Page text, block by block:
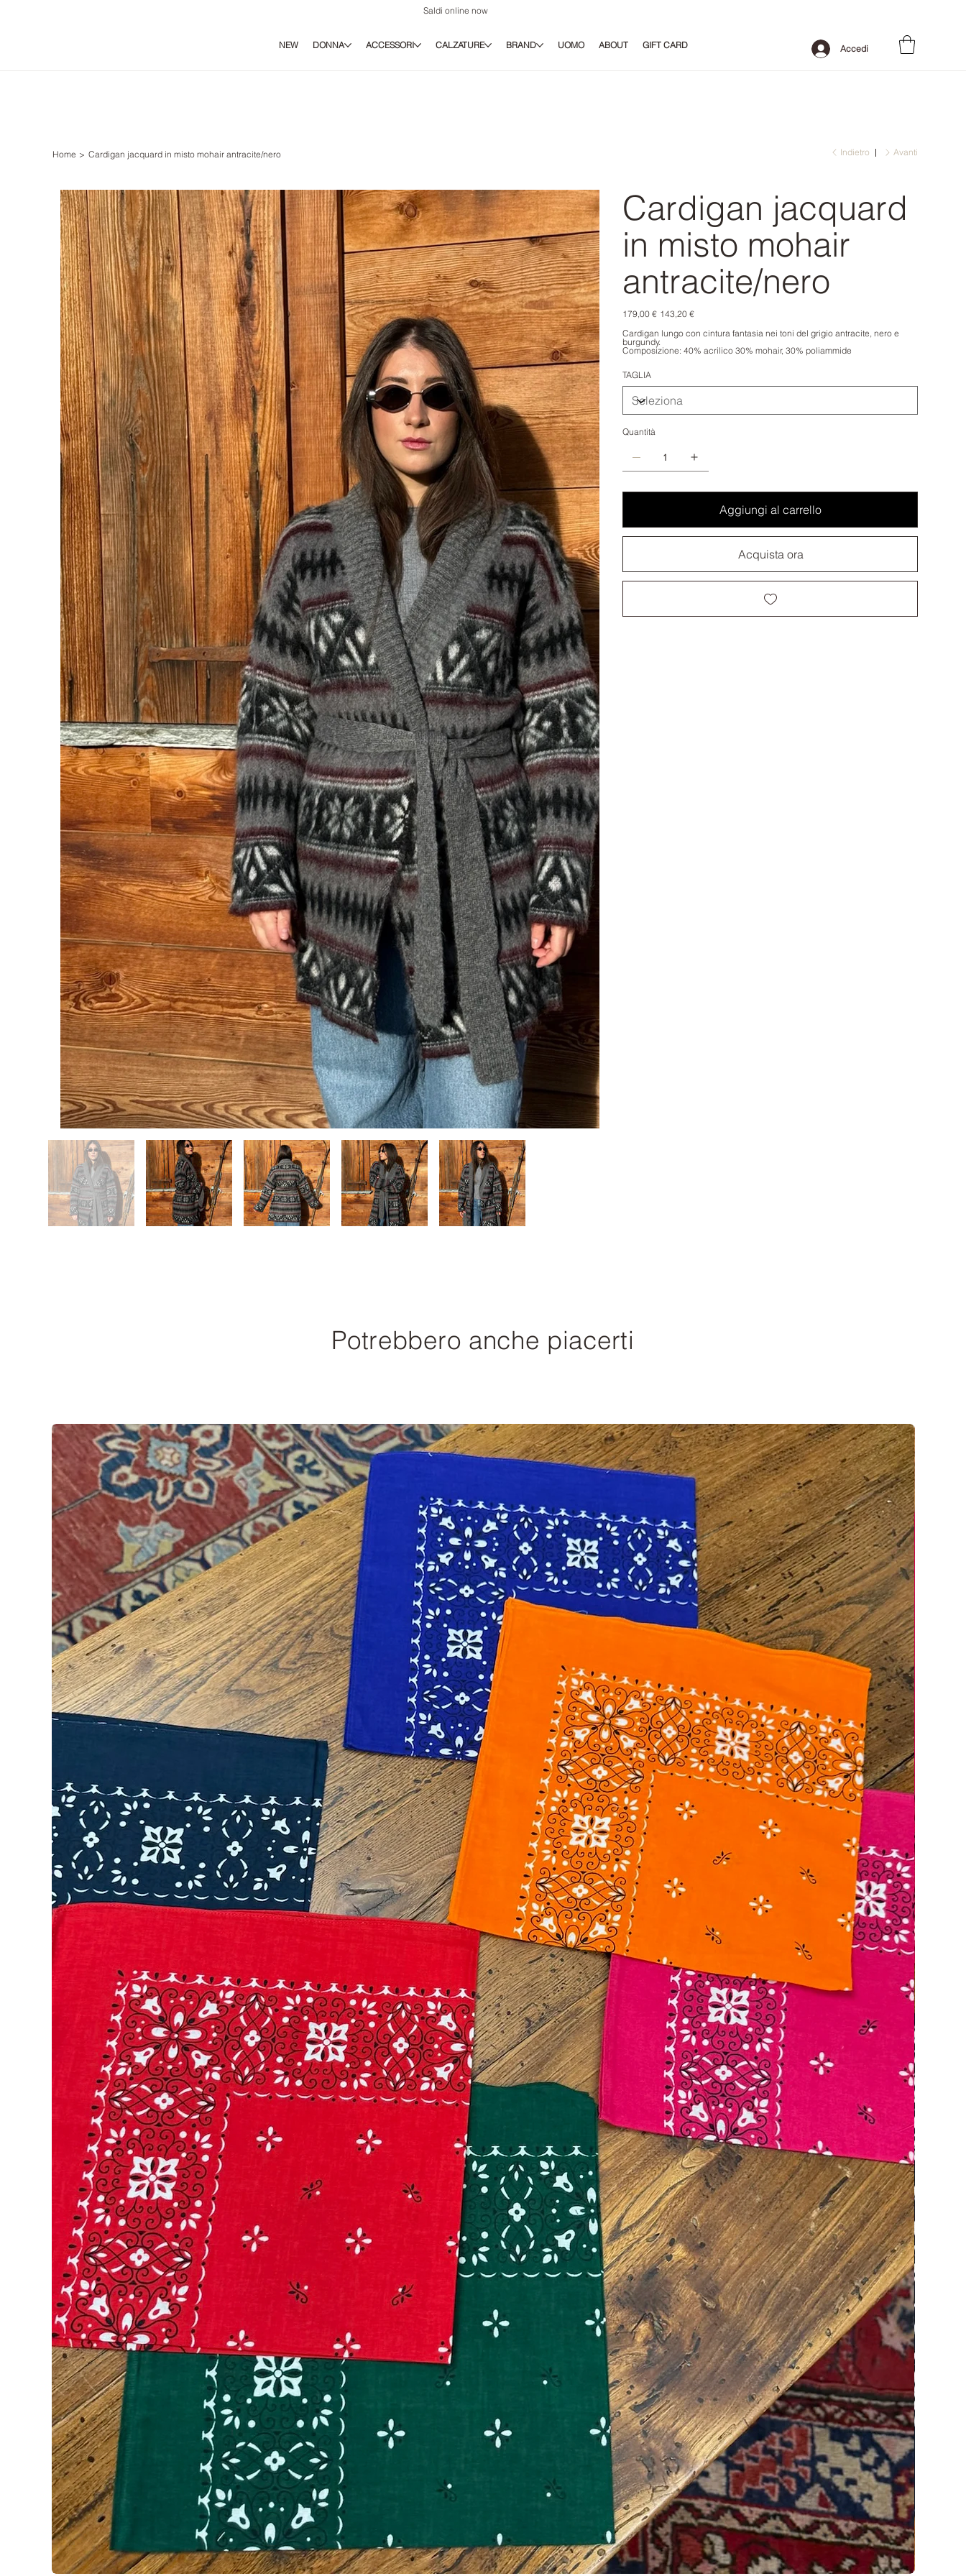
Saldi online now
Accedi
NEW DONNA ACCESSORI CALZATURE BRAND UOMO ABOUT GIFT CARD
Home > Cardigan jacquard in misto mohair antracite/nero Indietro Avanti
Cardigan jacquard
in misto mohair
antracite/nero
Prezzo
originale
179,00 € Prezzo
scontato
143,20 €
Cardigan lungo con cintura fantasia nei toni del grigio antracite, nero e
burgundy.
Composizione: 40% acrilico 30% mohair, 30% poliammide
TAGLIA
Quantità
Aggiungi al carrello
Acquista ora
Potrebbero anche piacerti